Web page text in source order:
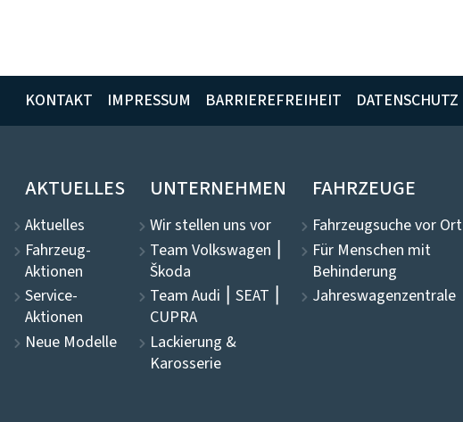
KONTAKT IMPRESSUM BARRIEREFREIHEIT DATENSCHUTZ
AKTUELLES
Aktuelles
Fahrzeug-
Aktionen
Service-
Aktionen
Neue Modelle
UNTERNEHMEN
Wir stellen uns vor
Team Volkswagen ⎮
Škoda
Team Audi ⎮ SEAT ⎮
CUPRA
Lackierung &
Karosserie
FAHRZEUGE
Fahrzeugsuche vor Ort
Für Menschen mit
Behinderung
Jahreswagenzentrale